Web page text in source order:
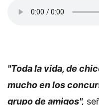
"Toda la vida, de
mucho en los
grupo de amigos",